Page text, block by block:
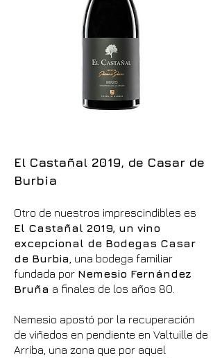
El Castañal 2019, de Casar de
Burbia
Otro de nuestros imprescindibles es
El Castañal 2019, un vino
excepcional de Bodegas Casar
de Burbia , una bodega familiar
fundada por Nemesio Fernández
Bruña a finales de los años 80.
Nemesio apostó por la recuperación
de viñedos en pendiente en Valtuille de
Arriba, una zona que por aquel